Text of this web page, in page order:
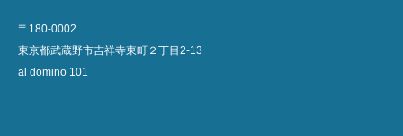
〒180-0002
東京都武蔵野市吉祥寺東町２丁目2-13
al domino 101